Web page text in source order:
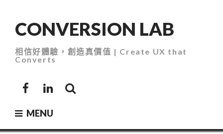
contentCONVERSION LAB
相信好體驗，創造真價值 | Create UX that
Converts
FacebookLinkedIn
MENU